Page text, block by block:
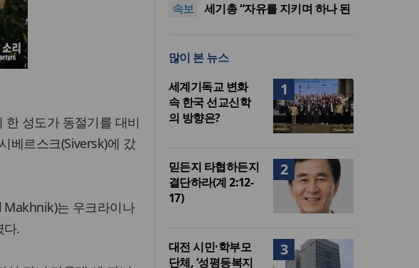
성도가 동절기를 대비
베르스크(Siversk)에 갔
Makhnik)는 우크라이나
다.
속보
복지국’ 조직개편안 철회 촉구
세기총 “자유를 지키며 하나 된
발간
자기학 국제학술대회 ‘PIERS’
공실(空室) 공화국
많이 본 뉴스
1
세계기독교 변화
속 한국 선교신학
의 방향은?
2
믿든지 타협하든지
결단하라(계 2:12-
17)
3
대전 시민·학부모
단체, ‘성평등복지